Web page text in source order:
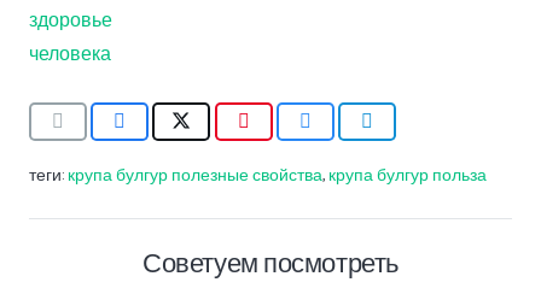
теги:крупа булгур полезные свойства,крупа булгур польза
Советуем посмотреть